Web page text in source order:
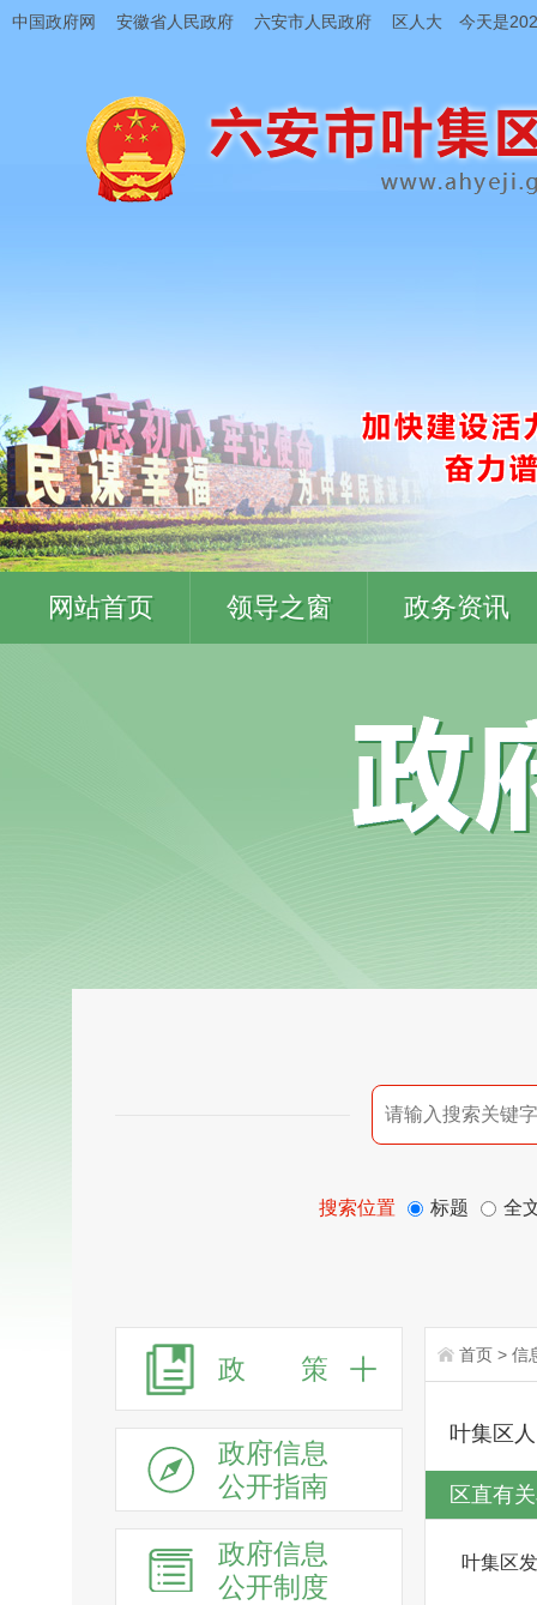
中国政府网 安徽省人民政府 六安市人民政府 区人大 今天是
网站首页 领导之窗 政务资讯
搜索位置 标题 全
政 策
政府信息
公开指南
政府信息
公开制度
首页 > 信
叶集区
区直有
叶集区